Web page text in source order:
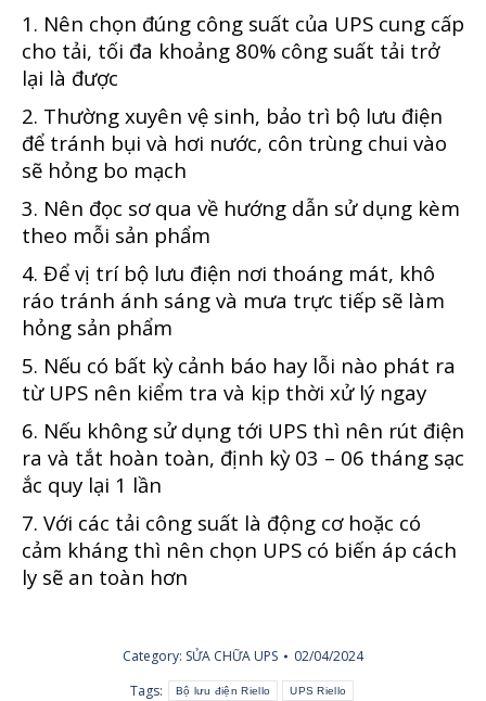
1. Nên chọn đúng công suất của UPS cung cấp
cho tải, tối đa khoảng 80% công suất tải trở
lại là được
2. Thường xuyên vệ sinh, bảo trì bộ lưu điện
để tránh bụi và hơi nước, côn trùng chui vào
sẽ hỏng bo mạch
3. Nên đọc sơ qua về hướng dẫn sử dụng kèm
theo mỗi sản phẩm
4. Để vị trí bộ lưu điện nơi thoáng mát, khô
ráo tránh ánh sáng và mưa trực tiếp sẽ làm
hỏng sản phẩm
5. Nếu có bất kỳ cảnh báo hay lỗi nào phát ra
từ UPS nên kiểm tra và kịp thời xử lý ngay
6. Nếu không sử dụng tới UPS thì nên rút điện
ra và tắt hoàn toàn, định kỳ 03 – 06 tháng sạc
ắc quy lại 1 lần
7. Với các tải công suất là động cơ hoặc có
cảm kháng thì nên chọn UPS có biến áp cách
ly sẽ an toàn hơn
Category: SỬA CHỮA UPS
02/04/2024
Tags:
Bộ lưu điện Riello UPS Riello